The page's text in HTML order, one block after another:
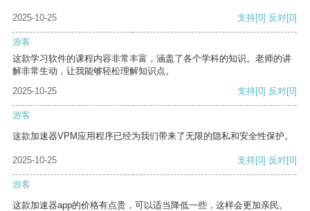
2025-10-25 支持[0] 反对[0]
游客
这款学习软件的课程内容非常丰富，涵盖了各个学科的知识。老师的讲
解非常生动，让我能够轻松理解知识点。
2025-10-25
支持[0] 反对[0]
游客
这款加速器VPM应用程序已经为我们带来了无限的隐私和安全性保护。
2025-10-25 支持[0] 反对[0]
游客
这款加速器app的价格有点贵，可以适当降低一些，这样会更加亲民。